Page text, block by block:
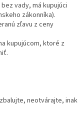
vady, má kupujúci
zákonníka).
zľavu z ceny
kupujúcom, ktoré z
neotvárajte, inak